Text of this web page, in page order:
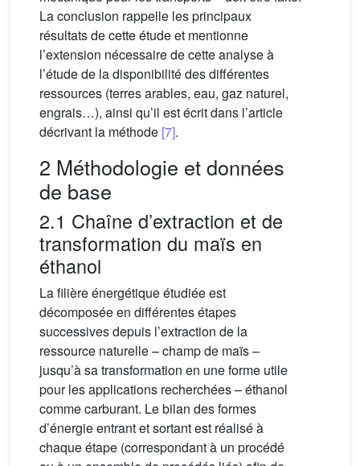
La conclusion rappelle les principaux
résultats de cette étude et mentionne
l’extension nécessaire de cette analyse à
l’étude de la disponibilité des différentes
ressources (terres arables, eau, gaz naturel,
engrais…), ainsi qu’il est écrit dans l’article
décrivant la méthode [7].
2 Méthodologie et données
de base
2.1 Chaîne d’extraction et de
transformation du maïs en
éthanol
La filière énergétique étudiée est
décomposée en différentes étapes
successives depuis l’extraction de la
ressource naturelle – champ de maïs –
jusqu’à sa transformation en une forme utile
pour les applications recherchées – éthanol
comme carburant. Le bilan des formes
d’énergie entrant et sortant est réalisé à
chaque étape (correspondant à un procédé